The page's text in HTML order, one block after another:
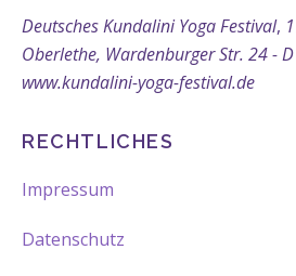
Deutsches Kundalini Yoga Festival,
Oberlethe, Wardenburger Str. 24 -
www.kundalini-yoga-festival.de
RECHTLICHES
Impressum
Datenschutz